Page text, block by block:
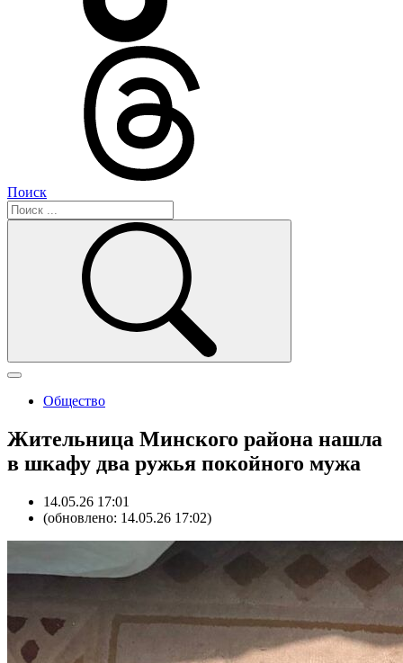
Поиск
Общество
Жительница Минского района нашла
в шкафу два ружья покойного мужа
14.05.26 17:01
(обновлено: 14.05.26 17:02)